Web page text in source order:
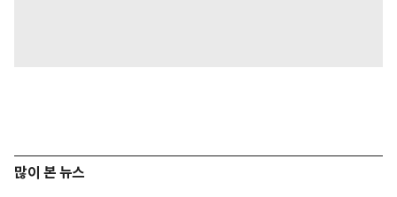
많이 본 뉴스